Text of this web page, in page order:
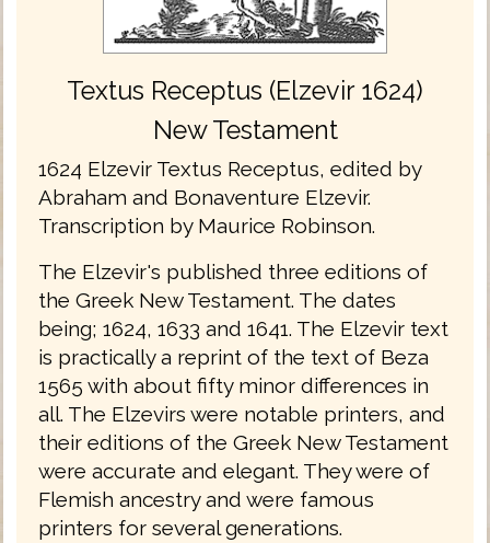
Textus Receptus (Elzevir 1624)
New Testament
1624 Elzevir Textus Receptus, edited by
Abraham and Bonaventure Elzevir.
Transcription by Maurice Robinson.
The Elzevir's published three editions of
the Greek New Testament. The dates
being; 1624, 1633 and 1641. The Elzevir text
is practically a reprint of the text of Beza
1565 with about fifty minor differences in
all. The Elzevirs were notable printers, and
their editions of the Greek New Testament
were accurate and elegant. They were of
Flemish ancestry and were famous
printers for several generations.